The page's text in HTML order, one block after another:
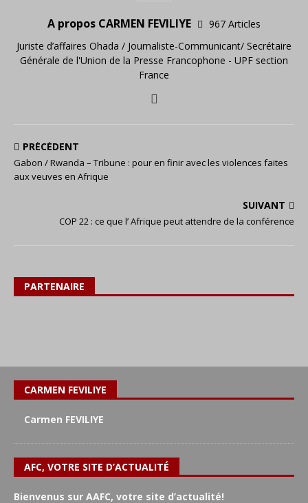
A propos CARMEN FEVILIYE
967 Articles
Juriste d’affaires Ohada / Journaliste-Communicant/ Secrétaire
Générale de l'Union de la Presse Francophone - UPF section
France
PRÉCÉDENT
Gabon / Rwanda – Tribune : pour en finir avec les violences faites
aux veuves en Afrique
SUIVANT
COP 22 : ce que l’ Afrique peut attendre de la conférence
PARTENAIRE
CARMEN FEVILIYE
Carmen FEVILIYE
AFC, VOTRE SITE D’ACTUALITÉ
Bienvenus sur AAFC, votre site d’actualité!